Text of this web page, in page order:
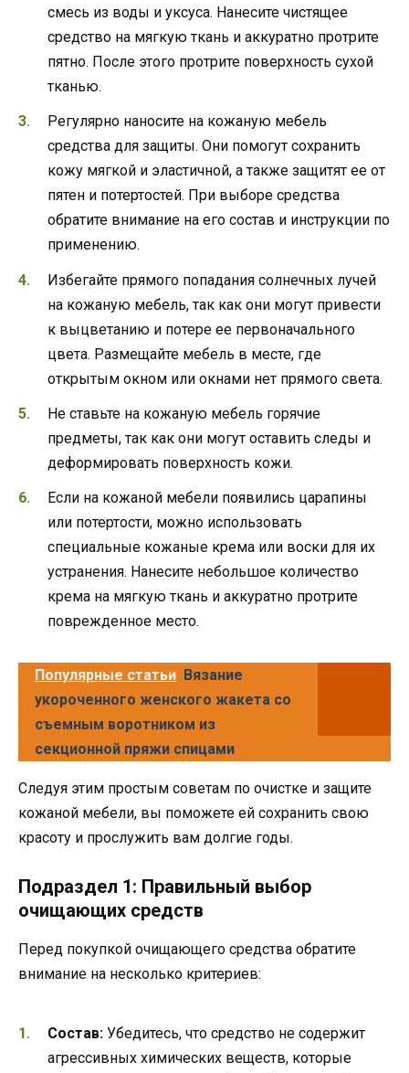
смесь из воды и уксуса. Нанесите чистящее
средство на мягкую ткань и аккуратно протрите
пятно. После этого протрите поверхность сухой
тканью.
Регулярно наносите на кожаную мебель
средства для защиты. Они помогут сохранить
кожу мягкой и эластичной, а также защитят ее от
пятен и потертостей. При выборе средства
обратите внимание на его состав и инструкции по
применению.
Избегайте прямого попадания солнечных лучей
на кожаную мебель, так как они могут привести
к выцветанию и потере ее первоначального
цвета. Размещайте мебель в месте, где
открытым окном или окнами нет прямого света.
Не ставьте на кожаную мебель горячие
предметы, так как они могут оставить следы и
деформировать поверхность кожи.
Если на кожаной мебели появились царапины
или потертости, можно использовать
специальные кожаные крема или воски для их
устранения. Нанесите небольшое количество
крема на мягкую ткань и аккуратно протрите
поврежденное место.
Популярные статьи Вязание
укороченного женского жакета со
съемным воротником из
секционной пряжи спицами
Следуя этим простым советам по очистке и защите
кожаной мебели, вы поможете ей сохранить свою
красоту и прослужить вам долгие годы.
Подраздел 1: Правильный выбор
очищающих средств
Перед покупкой очищающего средства обратите
внимание на несколько критериев:
Состав: Убедитесь, что средство не содержит
агрессивных химических веществ, которые